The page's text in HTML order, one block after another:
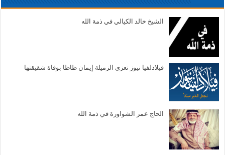
الشيخ خالد الكيالي في ذمة الله
فيلادلفيا نيوز تعزي الزميلة إيمان ظاظا بوفاة شقيقتها
الحاج عمر الشواورة في ذمة الله